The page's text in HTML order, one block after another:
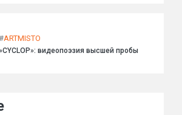
ARTMISTO
видеопоэзия высшей пробы